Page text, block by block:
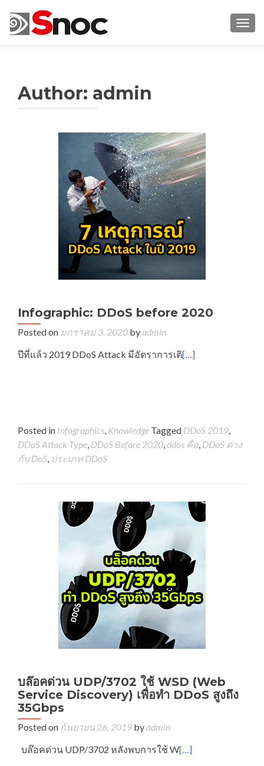
Author: admin
Infographic: DDoS before 2020
Posted on มกราคม 3, 2020 byadmin
ปีที่แล้ว 2019 DDoS Attack มีอัตราการเติ[…]
Posted in Infographics, Knowledge Tagged DDoS 2019,
DDoS Attack Type, DDoS Before 2020,ddos คือ, DDoS ต่าง
กับ DoS, ประเภท DDoS
บล๊อคด่วน UDP/3702 ใช้ WSD (Web
Service Discovery) เพื่อทำ DDoS สูงถึง
35Gbps
Posted on กันยายน 26, 2019 byadmin
บล๊อคด่วน UDP/3702 หลังพบการใช้ W[…]